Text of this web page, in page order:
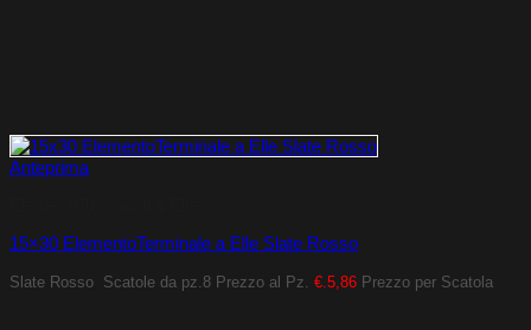
Anteprima
15×30 ElementoTerminale a Elle Slate Rosso
Slate Rosso Scatole da pz.8 Prezzo al Pz. €.5,86 Prezzo per Scatola